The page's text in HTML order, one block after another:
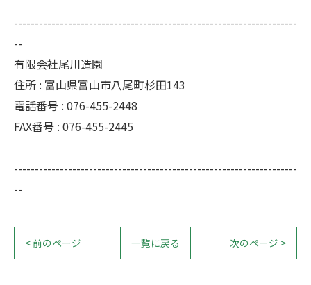
--------------------------------------------------------------------
--
有限会社尾川造園
住所 : 富山県富山市八尾町杉田143
電話番号 : 076-455-2448
FAX番号 : 076-455-2445
--------------------------------------------------------------------
--
< 前のページ 一覧に戻る 次のページ >